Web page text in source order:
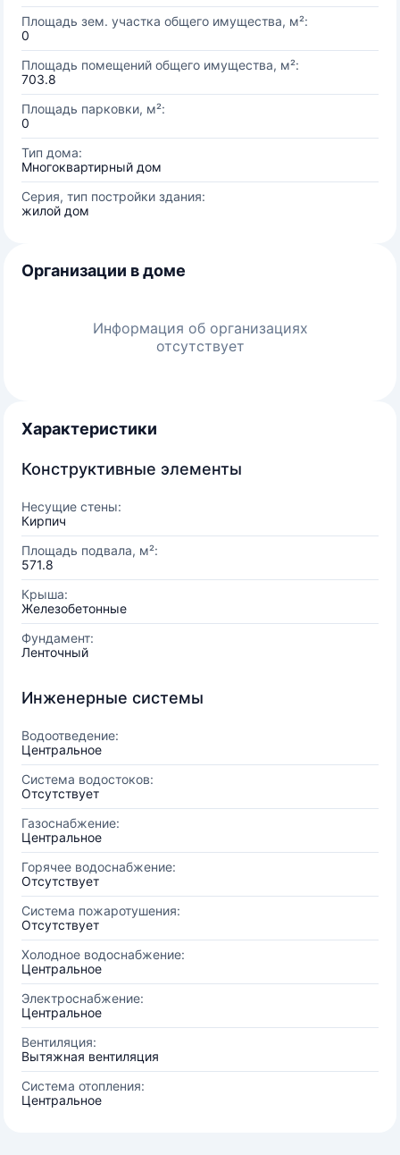
Площадь зем. участка общего имущества, м²:
0
Площадь помещений общего имущества, м²:
703.8
Площадь парковки, м²:
0
Тип дома:
Многоквартирный дом
Серия, тип постройки здания:
жилой дом
Организации в доме
Информация об организациях
отсутствует
Характеристики
Конструктивные элементы
Несущие стены:
Кирпич
Площадь подвала, м²:
571.8
Крыша:
Железобетонные
Фундамент:
Ленточный
Инженерные системы
Водоотведение:
Центральное
Система водостоков:
Отсутствует
Газоснабжение:
Центральное
Горячее водоснабжение:
Отсутствует
Система пожаротушения:
Отсутствует
Холодное водоснабжение:
Центральное
Электроснабжение:
Центральное
Вентиляция:
Вытяжная вентиляция
Система отопления:
Центральное